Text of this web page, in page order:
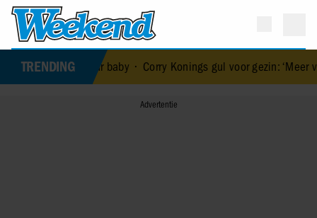
TRENDING
haar baby •Corry Konings gul voor gezin: ‘Meer voor over dan